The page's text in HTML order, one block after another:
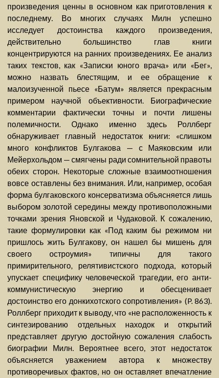
произведения ценны в основном как приготовления к
последнему. Во многих случаях Милн успешно
исследует достоинства каждого произведения,
действительно большинство глав книги
концентрируются на ранних произведениях. Ее анализ
таких текстов, как «Записки юного врача» или «Бег»,
можно назвать блестящим, и ее обращение к
малоизученной пьесе «Батум» является прекрасным
примером научной объективности. Биографические
комментарии фактически точны и почти лишены
полемичности. Однако именно здесь Роллберг
обнаруживает главный недостаток книги: «слишком
много конфликтов Булгакова — с Маяковским или
Мейерхольдом — смягчены ради сомнительной правоты
обеих сторон. Некоторые сложные взаимоотношения
вовсе оставлены без внимания. Или, например, особая
форма булгаковского консерватизма объясняется лишь
выбором золотой середины между противоположными
точками зрения Яновской и Чудаковой. К сожалению,
такие формулировки как «Под каким бы режимом ни
пришлось жить Булгакову, он нашел бы мишень для
своего остроумия» типичны для такого
примирительного, релятивистского подхода, который
упускает специфику человеческой трагедии, его анти-
коммунистическую энергию и обесценивает
достоинство его донкихотского сопротивления» (P. 863).
Роллберг приходит к выводу, что «не расположенность к
синтезированию отдельных находок и открытий
представляет другую достойную сожаления слабость
биографии Милн. Вероятнее всего, этот недостаток
объясняется уважением автора к множеству
противоречивых фактов, но он оставляет впечатление